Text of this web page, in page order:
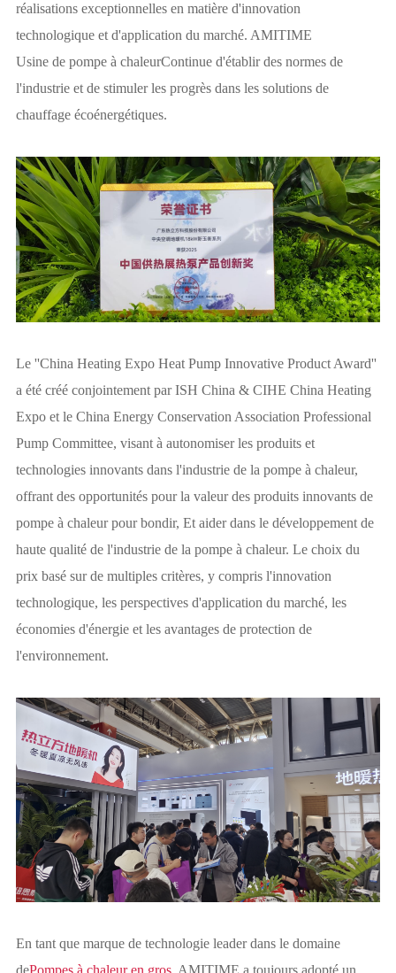
réalisations exceptionnelles en matière d'innovation
technologique et d'application du marché. AMITIME
Usine de pompe à chaleurContinue d'établir des normes de
l'industrie et de stimuler les progrès dans les solutions de
chauffage écoénergétiques.
Le ''China Heating Expo Heat Pump Innovative Product Award''
a été créé conjointement par ISH China & CIHE China Heating
Expo et le China Energy Conservation Association Professional
Pump Committee, visant à autonomiser les produits et
technologies innovants dans l'industrie de la pompe à chaleur,
offrant des opportunités pour la valeur des produits innovants de
pompe à chaleur pour bondir, Et aider dans le développement de
haute qualité de l'industrie de la pompe à chaleur. Le choix du
prix basé sur de multiples critères, y compris l'innovation
technologique, les perspectives d'application du marché, les
économies d'énergie et les avantages de protection de
l'environnement.
En tant que marque de technologie leader dans le domaine
dePompes à chaleur en gros, AMITIME a toujours adopté un